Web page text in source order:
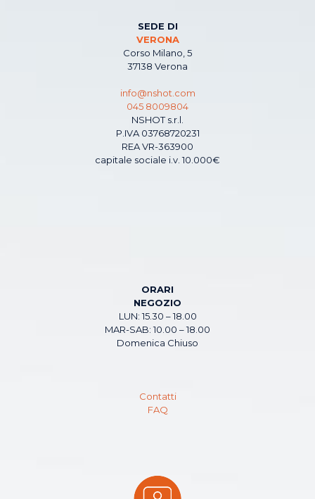
SEDE DI
VERONA
Corso Milano, 5
37138 Verona
info@nshot.com
045 8009804
NSHOT s.r.l.
P.IVA 03768720231
REA VR-363900
capitale sociale i.v. 10.000€
ORARI
NEGOZIO
LUN: 15.30 – 18.00
MAR-SAB: 10.00 – 18.00
Domenica Chiuso
Contatti
FAQ